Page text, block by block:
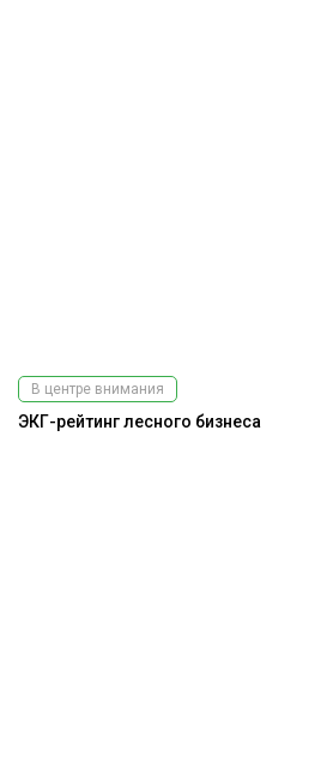
В центре внимания
ЭКГ-рейтинг лесного бизнеса